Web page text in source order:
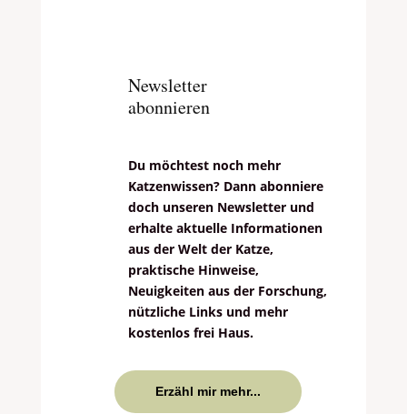
Newsletter
abonnieren
Du möchtest noch mehr
Katzenwissen? Dann abonniere
doch unseren Newsletter und
erhalte aktuelle Informationen
aus der Welt der Katze,
praktische Hinweise,
Neuigkeiten aus der Forschung,
nützliche Links und mehr
kostenlos frei Haus.
Erzähl mir mehr...